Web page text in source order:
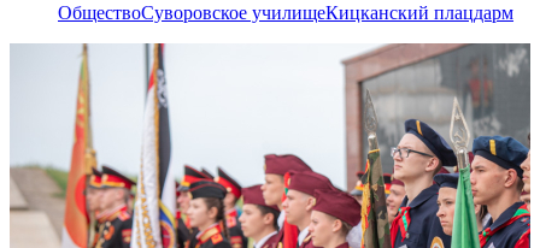
ОбществоСуворовское училищеКицканский плацдарм